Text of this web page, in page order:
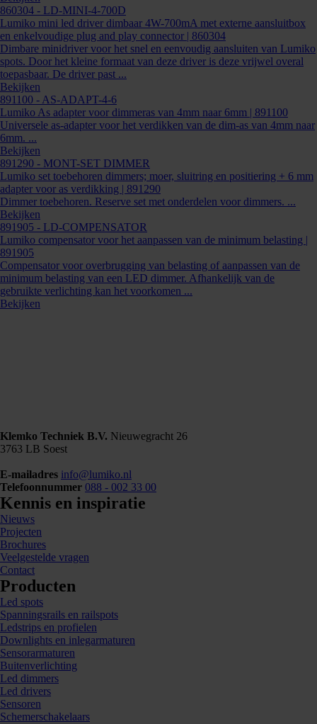
860304 - LD-MINI-4-700D
Lumiko mini led driver dimbaar 4W-700mA met externe aansluitbox
en enkelvoudige plug and play connector | 860304
Dimbare minidriver voor het snel en eenvoudig aansluiten van Lumiko
spots. Door het kleine formaat van deze driver is deze vrijwel overal
toepasbaar. De driver past ...
Bekijken
891100 - AS-ADAPT-4-6
Lumiko As adapter voor dimmeras van 4mm naar 6mm | 891100
Universele as-adapter voor het verdikken van de dim-as van 4mm naar
6mm. ...
Bekijken
891290 - MONT-SET DIMMER
Lumiko set toebehoren dimmers; moer, sluitring en positiering + 6 mm
adapter voor as verdikking | 891290
Dimmer toebehoren. Reserve set met onderdelen voor dimmers. ...
Bekijken
891905 - LD-COMPENSATOR
Lumiko compensator voor het aanpassen van de minimum belasting |
891905
Compensator voor overbrugging van belasting of aanpassen van de
minimum belasting van een LED dimmer. Afhankelijk van de
gebruikte verlichting kan het voorkomen ...
Bekijken
Klemko Techniek B.V. Nieuwegracht 26
3763 LB Soest
E-mailadres info@lumiko.nl
Telefoonnummer 088 - 002 33 00
Kennis en inspiratie
Nieuws
Projecten
Brochures
Veelgestelde vragen
Contact
Producten
Led spots
Spanningsrails en railspots
Ledstrips en profielen
Downlights en inlegarmaturen
Sensorarmaturen
Buitenverlichting
Led dimmers
Led drivers
Sensoren
Schemerschakelaars